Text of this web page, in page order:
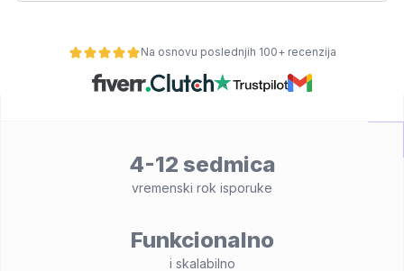
Na osnovu poslednjih 100+ recenzija
4-12 sedmica
vremenski rok isporuke
Funkcionalno
i skalabilno